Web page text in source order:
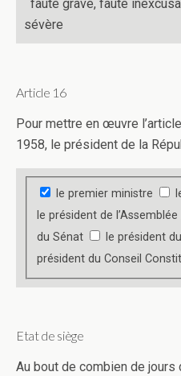
faute grave, faute
sévère
Article 16
Pour mettre en œuvre
1958, le président de la
le premier ministre
le président de
du Sénat
le président
président du Conseil
Etat de siège
Au bout de combien de jours